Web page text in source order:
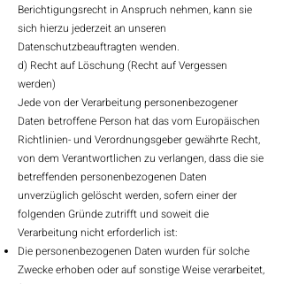
Berichtigungsrecht in Anspruch nehmen, kann sie
sich hierzu jederzeit an unseren
Datenschutzbeauftragten wenden.
d) Recht auf Löschung (Recht auf Vergessen
werden)
Jede von der Verarbeitung personenbezogener
Daten betroffene Person hat das vom Europäischen
Richtlinien- und Verordnungsgeber gewährte Recht,
von dem Verantwortlichen zu verlangen, dass die sie
betreffenden personenbezogenen Daten
unverzüglich gelöscht werden, sofern einer der
folgenden Gründe zutrifft und soweit die
Verarbeitung nicht erforderlich ist:
Die personenbezogenen Daten wurden für solche
Zwecke erhoben oder auf sonstige Weise verarbeitet,